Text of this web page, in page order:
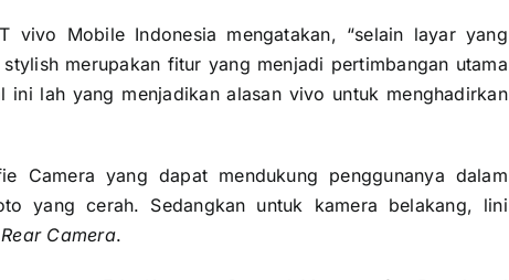
vivo Mobile Indonesia mengatakan, “selain layar yang
merupakan fitur yang menjadi pertimbangan utama
ini lah yang menjadikan alasan vivo untuk menghadirkan
Camera yang dapat mendukung penggunanya dalam
yang cerah. Sedangkan untuk kamera belakang, lini
Camera.